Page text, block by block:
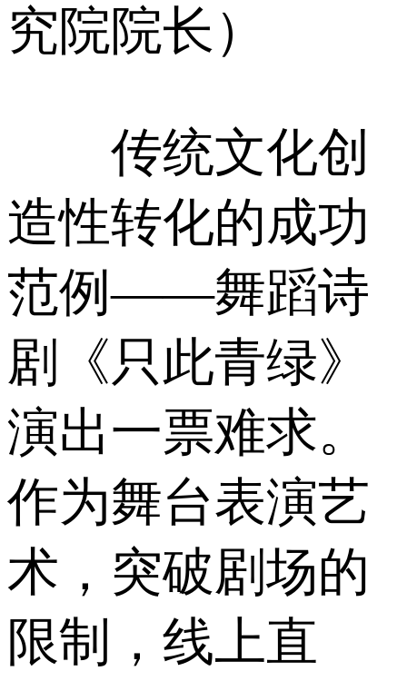
究院院长）
传统文化创
造性转化的成功
范例——舞蹈诗
剧《只此青绿》
演出一票难求。
作为舞台表演艺
术，突破剧场的
限制，线上直